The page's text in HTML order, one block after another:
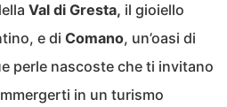
Val di Gresta, il gioiello
e di Comano, un’oasi di
perle nascoste che ti invitano
in un turismo